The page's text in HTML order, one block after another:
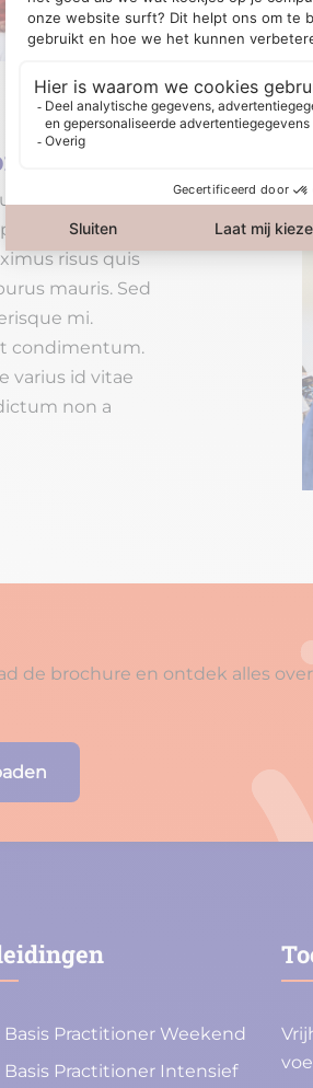
Bekijk
adipiscing elit.
risus quis
mauris. Sed
mi.
condimentum.
varius id vitae
non a
de brochure en ontdek alles over
Basis Practitioner Weekend
Basis Practitioner Intensief